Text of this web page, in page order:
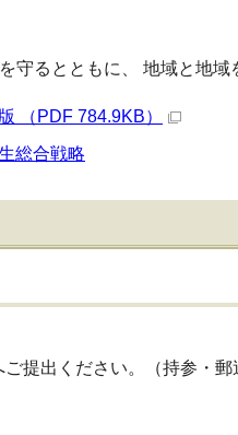
守るとともに、 地域と地域
（PDF 784.9KB）
総合戦略
提出ください。（持参・郵